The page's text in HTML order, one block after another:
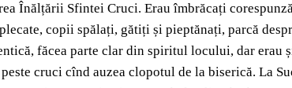
Înălțării Sfintei Cruci. Erau îmbrăcați
copii spălați, gătiți și pieptănați, parcă
făcea parte clar din spiritul locului, dar erau
cruci cînd auzea clopotul de la biserică. La